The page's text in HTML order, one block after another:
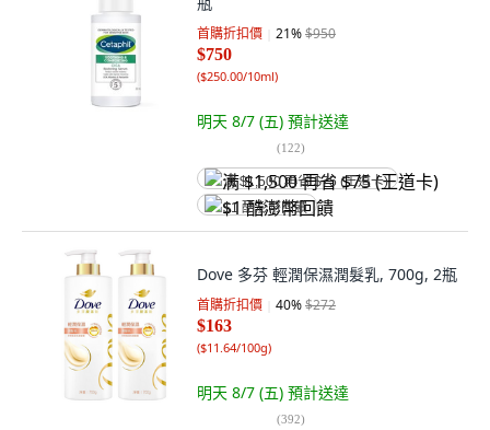
首購折扣價 21%$950
$750
($250.00/10ml)
明天 8/7 (五) 預計送達
(122)
满 $1,500 再省 $75 (王道卡)
$1 酷澎幣回饋
Dove 多芬 輕潤保濕潤髮乳, 700g, 2瓶
首購折扣價 40%$272
$163
($11.64/100g)
明天 8/7 (五) 預計送達
(392)